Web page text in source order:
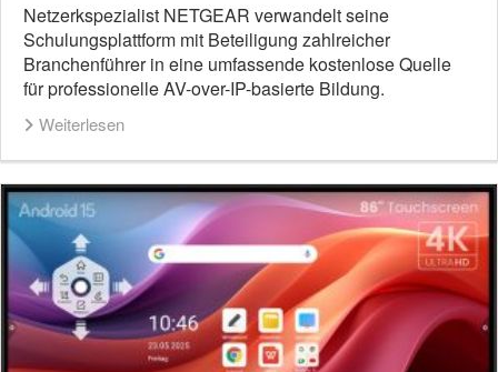
Netzerkspezialist NETGEAR verwandelt seine
Schulungsplattform mit Beteiligung zahlreicher
Branchenführer in eine umfassende kostenlose Quelle
für professionelle AV-over-IP-basierte Bildung.
Weiterlesen